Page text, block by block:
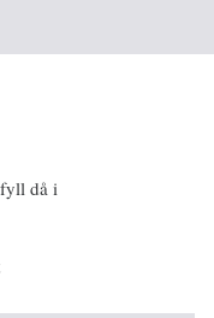
då i